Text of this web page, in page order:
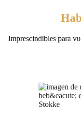
Imprescindibles para